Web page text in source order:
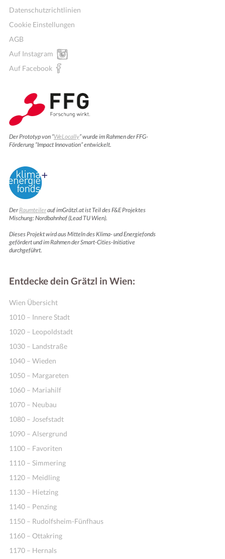
Datenschutzrichtlinien
Cookie Einstellungen
AGB
Auf Instagram
Auf Facebook
Der Prototyp von “WeLocally” wurde im Rahmen der FFG-
Förderung “Impact Innovation” entwickelt.
DerRaumteilerauf imGrätzl.at ist Teil des F&E Projektes
Mischung: Nordbahnhof (Lead TU Wien).
Dieses Projekt wird aus Mitteln des Klima- und Energiefonds
gefördert und im Rahmen der Smart-Cities-Initiative
durchgeführt.
Entdecke dein Grätzl in Wien:
Wien Übersicht
1010 – Innere Stadt
1020 – Leopoldstadt
1030 – Landstraße
1040 – Wieden
1050 – Margareten
1060 – Mariahilf
1070 – Neubau
1080 – Josefstadt
1090 – Alsergrund
1100 – Favoriten
1110 – Simmering
1120 – Meidling
1130 – Hietzing
1140 – Penzing
1150 – Rudolfsheim-Fünfhaus
1160 – Ottakring
1170 – Hernals